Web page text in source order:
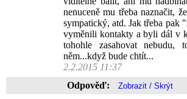
nenuceně mu třeba naznačit,
sympatický, atd. Jak třeba pak
vyměnili kontakty a byli dál v
tohohle zasahovat nebudu,
něm...když bude chtít...
2.2.2015 11:37
Odpověď: